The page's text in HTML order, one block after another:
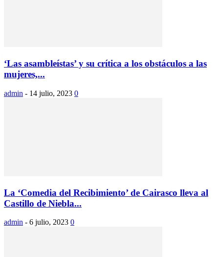
‘Las asambleístas’ y su crítica a los obstáculos a las
mujeres,...
admin - 14 julio, 2023 0
La ‘Comedia del Recibimiento’ de Cairasco lleva al
Castillo de Niebla...
admin - 6 julio, 2023 0